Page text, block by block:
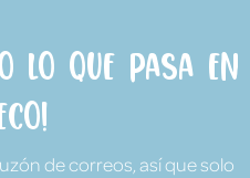
lo que pasa en
de correos, así que solo